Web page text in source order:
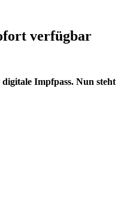
verfügbar
Impfpass. Nun